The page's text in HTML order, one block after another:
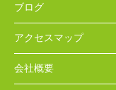
ブログ
アクセスマップ
会社概要